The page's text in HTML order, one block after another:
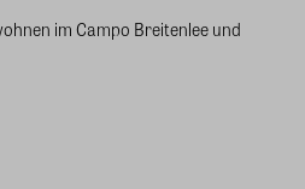
im Campo Breitenlee und